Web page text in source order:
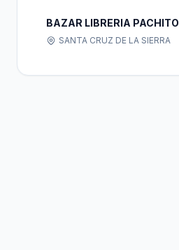
BAZAR LIBRERIA PACHITO
SANTA CRUZ DE LA SIERRA